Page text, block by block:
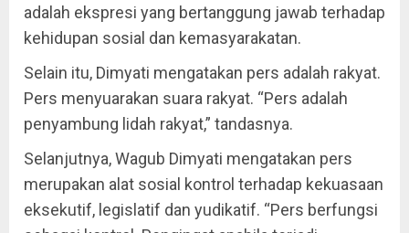
adalah ekspresi yang bertanggung jawab terhadap
kehidupan sosial dan kemasyarakatan.
Selain itu, Dimyati mengatakan pers adalah rakyat.
Pers menyuarakan suara rakyat. “Pers adalah
penyambung lidah rakyat,” tandasnya.
Selanjutnya, Wagub Dimyati mengatakan pers
merupakan alat sosial kontrol terhadap kekuasaan
eksekutif, legislatif dan yudikatif. “Pers berfungsi